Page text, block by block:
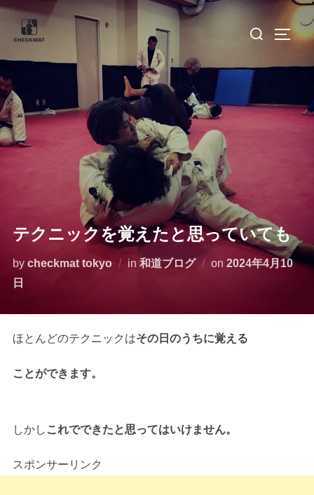
コ
ツ
へ
ス
キ
索
象:
サイ
テクニックを覚えたと思っていても
by checkmat tokyo in 和道ブログ on 投
2024年4月10
日
ほとんどのテクニックはその日のうちに覚える
ことができます。
しかし これでできたと思ってはいけません。
スポンサーリンク